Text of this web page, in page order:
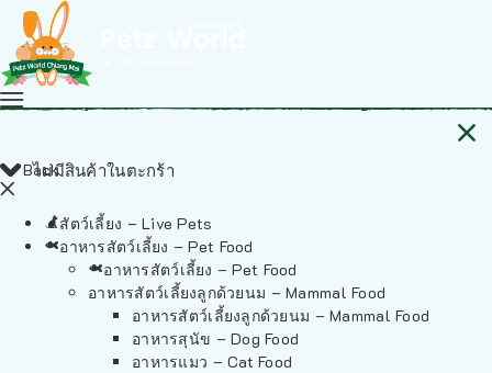
ไม่มีสินค้าในตะกร้า
Back
สัตว์เลี้ยง – Live Pets
อาหารสัตว์เลี้ยง – Pet Food
อาหารสัตว์เลี้ยง – Pet Food
อาหารสัตว์เลี้ยงลูกด้วยนม – Mammal Food
อาหารสัตว์เลี้ยงลูกด้วยนม – Mammal Food
อาหารสุนัข – Dog Food
อาหารแมว – Cat Food